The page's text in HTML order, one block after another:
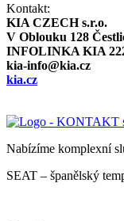
Kontakt:
KIA CZECH s.r.o.
V Oblouku 128
INFOLINKA KIA
kia-info@kia.cz
kia.cz
Nabízíme komplexní
SEAT – španělský